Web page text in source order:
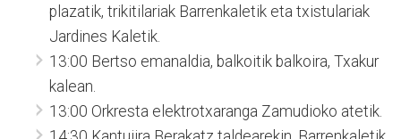
plazatik, trikitilariak Barrenkaletik eta txistulariak
Jardines Kaletik.
13:00 Bertso emanaldia, balkoitik balkoira, Txakur
kalean.
13:00 Orkresta elektrotxaranga Zamudioko atetik.